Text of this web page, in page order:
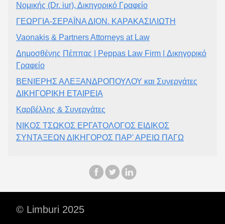
Νομικής (Dr. iur), Δικηγορικό Γραφείο
ΓΕΩΡΓΙΑ-ΣΕΡΑΪΝΑ ΔΙΟΝ. ΚΑΡΑΚΑΣΙΛΙΩΤΗ
Vaonakis & Partners Attorneys at Law
Δημοσθένης Πέππας | Peppas Law Firm | Δικηγορικό
Γραφείο
ΒΕΝΙΕΡΗΣ ΑΛΕΞΑΝΔΡΟΠΟΥΛΟΥ και Συνεργάτες
ΔΙΚΗΓΟΡΙΚΗ ΕΤΑΙΡΕΙΑ
Καρβέλλης & Συνεργάτες
ΝΙΚΟΣ ΤΣΩΚΟΣ ΕΡΓΑΤΟΛΟΓΟΣ ΕΙΔΙΚΟΣ
ΣΥΝΤΑΞΕΩΝ ΔΙΚΗΓΟΡΟΣ ΠΑΡ' ΑΡΕΙΩ ΠΑΓΩ
© Limburi 2025